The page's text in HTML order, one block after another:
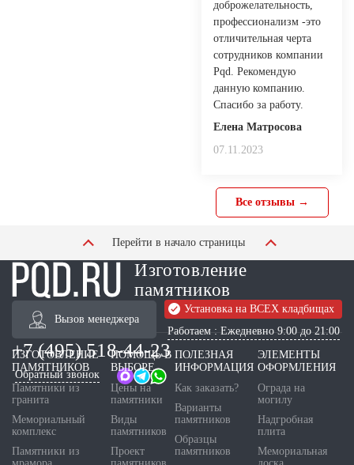
доброжелательность,
профессионализм -это
отличительная черта
сотрудников компании
Pqd. Рекомендую
данную компанию.
Спасибо за работу.
Елена Матросова
07.11.2023
Все отзывы →
Перейти в начало страницы
Изготовление
памятников
Вызов менеджера
Установка на ВСЕХ кладбищах
Работаем : Ежедневно 9:00 до 21:00
+7 (495) 518-44-23
Обратный звонок
ИЗГОТОВЛЕНИЕ
ПАМЯТНИКОВ
Памятники из
гранита
Мемориальный
комплекс
Памятники из
ПОМОЩЬ В
ВЫБОРЕ
Цены на
памятники
Виды
памятников
Проект
ПОЛЕЗНАЯ
ИНФОРМАЦИЯ
Как заказать?
Варианты
памятников
Образцы
памятников
ЭЛЕМЕНТЫ
ОФОРМЛЕНИЯ
Ограда на
могилу
Надгробная
плита
Мемориальная